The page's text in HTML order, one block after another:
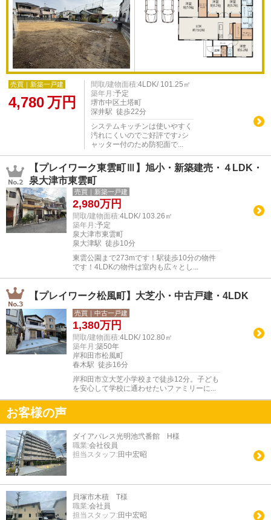
売買｜新築一戸建
4,780万円
間取/建物面積:4LDK/ 101.25㎡
築年月:予定
堺市中区土塔町
深井駅 徒歩22分
システムキッチンは使いやすく
汚れにくいのでご好評です♪シ
ャッター付のため防犯面で...
【プレイワーク東雲町Ⅲ】旭小・新築建売・４LDK・
泉大津市東雲町
売買｜新築一戸建
2,980万円
間取/建物面積:4LDK/ 103.26㎡
築年月:予定
泉大津市東雲町
泉大津駅 徒歩10分
東雲公園まで273mです！駅徒歩10分の物件
です！4LDKの物件は室内も広々とし...
【プレイワーク松風町】大芝小・中古戸建・4LDK
売買｜中古一戸建
1,380万円
間取/建物面積:4LDK/ 102.80㎡
築年月:築50年
岸和田市松風町
春木駅 徒歩16分
岸和田市立大芝小学校まで徒歩12分。子ども
を安心して学校に通わせたいファミリーに...
お客様の声
ダイアパレス光明池弐番館 H様
職業:会社役員
担当スタッフ: 田中宏昭
貝塚市木積 T様
職業:会社員
担当スタッフ:田中宏昭